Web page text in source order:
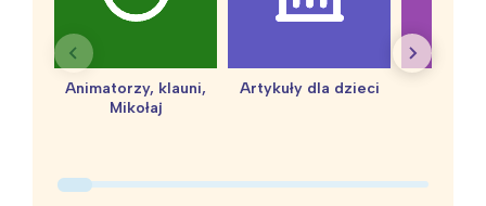
Animatorzy, klauni,
Mikołaj
Artykuły dla dzieci